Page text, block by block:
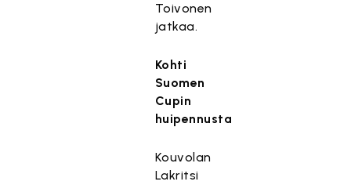
Toivonen
jatkaa.
Kohti
Suomen
Cupin
huipennusta
Kouvolan
Lakritsi